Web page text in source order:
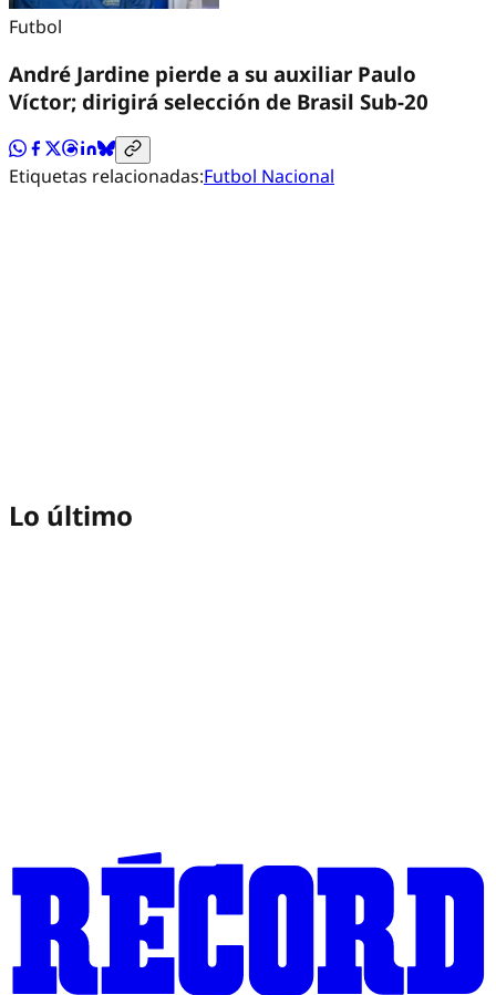
Futbol
André Jardine pierde a su auxiliar Paulo
Víctor; dirigirá selección de Brasil Sub-20
Etiquetas relacionadas:Futbol Nacional
Lo último